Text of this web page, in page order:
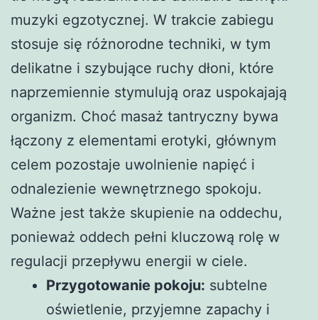
muzyki egzotycznej. W trakcie zabiegu
stosuje się różnorodne techniki, w tym
delikatne i szybujące ruchy dłoni, które
naprzemiennie stymulują oraz uspokajają
organizm. Choć masaż tantryczny bywa
łączony z elementami erotyki, głównym
celem pozostaje uwolnienie napięć i
odnalezienie wewnętrznego spokoju.
Ważne jest także skupienie na oddechu,
ponieważ oddech pełni kluczową rolę w
regulacji przepływu energii w ciele.
Przygotowanie pokoju: subtelne
oświetlenie, przyjemne zapachy i